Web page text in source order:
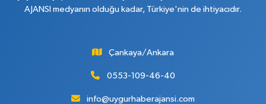
AJANSI medyanın olduğu kadar, Türkiye'nin de ihtiyacıdır.
Çankaya/Ankara
0553-109-46-40
info@uygurhaberajansi.com